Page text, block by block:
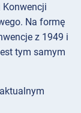
Konwencji
Na formę
z 1949 i
tym samym